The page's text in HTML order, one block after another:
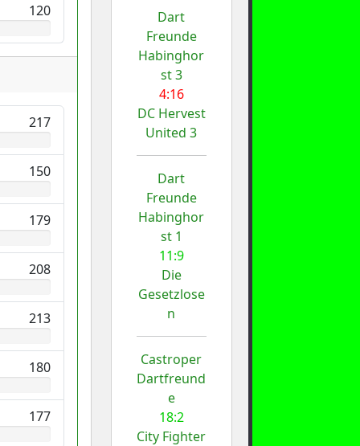
120
217
150
179
208
213
180
177
Dart
Freunde
Habinghor
st 3
4:16
DC Hervest
United 3
Dart
Freunde
Habinghor
st 1
11:9
Die
Gesetzlose
n
Castroper
Dartfreund
e
18:2
City Fighter